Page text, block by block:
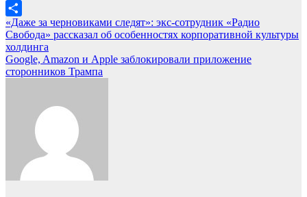
Mail.Ru
Отправить
Навигация
по
записям
«Даже за черновиками следят»: экс-сотрудник «Радио
Свобода» рассказал об особенностях корпоративной культуры
холдинга
Google, Amazon и Apple заблокировали приложение
сторонников Трампа